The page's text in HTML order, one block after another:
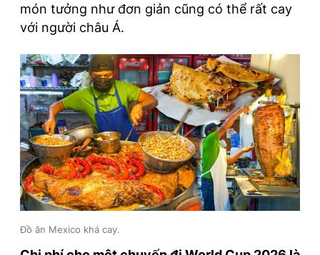
món tưởng như đơn giản cũng có thể rất cay
với người châu Á.
Đồ ăn Mexico khá cay.